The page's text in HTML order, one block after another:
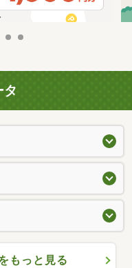
タ
もっと見る